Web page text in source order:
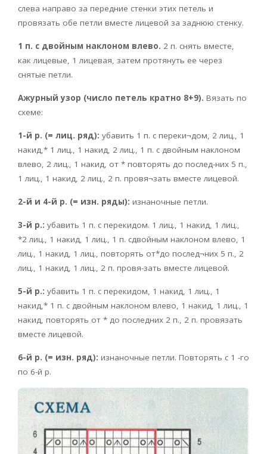
слева направо за передние стенки этих петель и
провязать обе петли вместе лицевой за заднюю стенку.
1 п. с двойным наклоном влево. 2 п. снять вместе,
как лицевые, 1 лицевая, затем протянуть ее через
снятые петли.
Ажурный узор (число петель кратно 8+9). Вязать по
схеме:
1-й р. (= лиц. ряд): убавить 1 п. с переки¬дом, 2 лиц., 1
накид,* 1 лиц., 1 накид, 2 лиц., 1 п. с двойным наклоном
влево, 2 лиц., 1 накид, от * повторять до послед-них 5 п.,
1 лиц., 1 накид, 2 лиц., 2 п. провя¬зать вместе лицевой.
2-й и 4-й р. (= изн. ряды): изнаночные петли.
3-й р.: убавить 1 п. с перекидом. 1 лиц., 1 накид, 1 лиц.,
*2 лиц., 1 накид, 1 лиц., 1 п. сдвойным наклоном влево, 1
лиц., 1 накид, 1 лиц., повторять от*до послед¬них 5 п., 2
лиц., 1 накид, 1 лиц., 2 п. провя-зать вместе лицевой.
5-й р.: убавить 1 п. с перекидом, 1 накид, 1 лиц., 1
накид,* 1 п. с двойным наклоном влево, 1 накид, 1 лиц., 1
накид, повторять от * до последних 2 п., 2 п. провязать
вместе лицевой.
6-й р. (= изн. ряд): изнаночные петли. Повторять с 1 -го
по 6-й р.